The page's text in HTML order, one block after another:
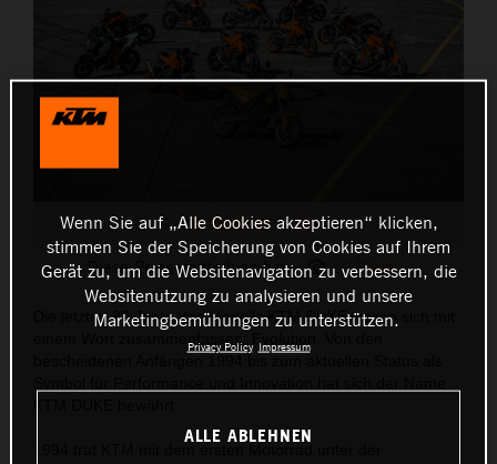
30 YEARS OF DUKE
Diese Pressemitteilung hat: 10 Bilder
Die letzten 30 Jahre des Modells KTM DUKE lassen sich mit
Wenn Sie auf „Alle Cookies akzeptieren“ klicken,
stimmen Sie der Speicherung von Cookies auf Ihrem
Gerät zu, um die Websitenavigation zu verbessern, die
Websitenutzung zu analysieren und unsere
Marketingbemühungen zu unterstützen.
Privacy Policy Impressum
ALLE ABLEHNEN